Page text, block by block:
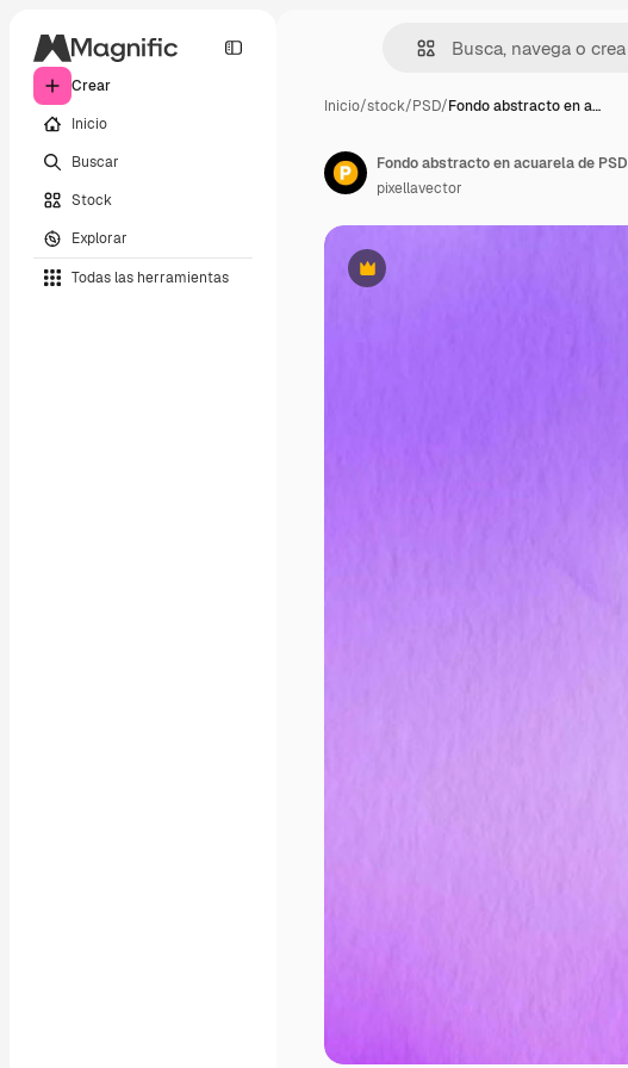
Crear
Inicio
Buscar
Stock
Explorar
Todas las herramientas
Inicio/stock/PSD/Fondo abstracto en a…
Premium
Fondo abstracto en acuarela de PSD
pixellavector